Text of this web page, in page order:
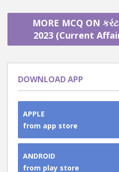
MORE MCQ ON
2023 (Current
DOWNLOAD APP
APPLE
from app store
ANDROID
from play store